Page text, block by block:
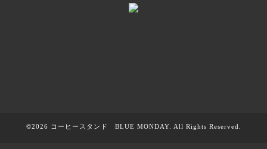
©2026 コーヒースタンド BLUE MONDAY. All Rights Reserved.